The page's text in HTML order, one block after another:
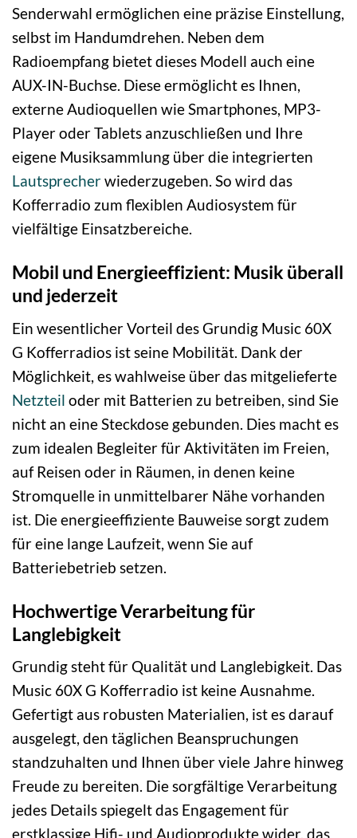
Senderwahl ermöglichen eine präzise Einstellung,
selbst im Handumdrehen. Neben dem
Radioempfang bietet dieses Modell auch eine
AUX-IN-Buchse. Diese ermöglicht es Ihnen,
externe Audioquellen wie Smartphones, MP3-
Player oder Tablets anzuschließen und Ihre
eigene Musiksammlung über die integrierten
Lautsprecherwiederzugeben. So wird das
Kofferradio zum flexiblen Audiosystem für
vielfältige Einsatzbereiche.
Mobil und Energieeffizient: Musik überall
und jederzeit
Ein wesentlicher Vorteil des Grundig Music 60X
G Kofferradios ist seine Mobilität. Dank der
Möglichkeit, es wahlweise über das mitgelieferte
Netzteil oder mit Batterien zu betreiben, sind Sie
nicht an eine Steckdose gebunden. Dies macht es
zum idealen Begleiter für Aktivitäten im Freien,
auf Reisen oder in Räumen, in denen keine
Stromquelle in unmittelbarer Nähe vorhanden
ist. Die energieeffiziente Bauweise sorgt zudem
für eine lange Laufzeit, wenn Sie auf
Batteriebetrieb setzen.
Hochwertige Verarbeitung für
Langlebigkeit
Grundig steht für Qualität und Langlebigkeit. Das
Music 60X G Kofferradio ist keine Ausnahme.
Gefertigt aus robusten Materialien, ist es darauf
ausgelegt, den täglichen Beanspruchungen
standzuhalten und Ihnen über viele Jahre hinweg
Freude zu bereiten. Die sorgfältige Verarbeitung
jedes Details spiegelt das Engagement für
erstklassige Hifi- und Audioprodukte wider, das